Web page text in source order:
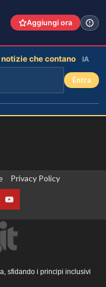
Privacy Policy
YouTube
sfidando i principi inclusivi
Aggiungi ora
che contano IA
Entra